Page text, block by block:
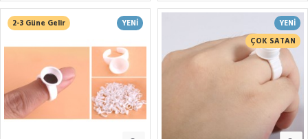
YENI
2-3 Güne Gelir
YENI
ÇOK SATAN